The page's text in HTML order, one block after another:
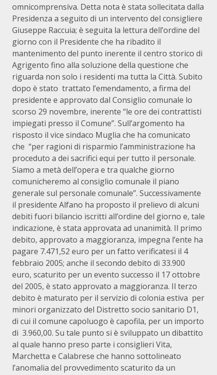
omnicomprensiva. Detta nota è stata sollecitata dalla
Presidenza a seguito di un intervento del consigliere
Giuseppe Raccuia; è seguita la lettura dell’ordine del
giorno con il Presidente che ha ribadito il
mantenimento del punto inerente il centro storico di
Agrigento fino alla soluzione della questione che
riguarda non solo i residenti ma tutta la Città. Subito
dopo è stato trattato l’emendamento, a firma del
presidente e approvato dal Consiglio comunale lo
scorso 29 novembre, inerente “le ore dei contrattisti
impiegati presso il Comune”. Sull’argomento ha
risposto il vice sindaco Muglia che ha comunicato
che “per ragioni di risparmio l’amministrazione ha
proceduto a dei sacrifici equi per tutto il personale.
Siamo a metà dell’opera e tra qualche giorno
comunicheremo al consiglio comunale il piano
generale sul personale comunale”. Successivamente
il presidente Alfano ha proposto il prelievo di alcuni
debiti fuori bilancio iscritti all’ordine del giorno e, tale
indicazione, è stata approvata ad unanimità. Il primo
debito, approvato a maggioranza, impegna l’ente ha
pagare 7.471,52 euro per un fatto verificatesi il 4
febbraio 2005; anche il secondo debito di 33.900
euro, scaturito per un evento successo il 17 ottobre
del 2005, è stato approvato a maggioranza. Il terzo
debito è maturato per il servizio di colonia estiva per
minori organizzato del Distretto socio sanitario D1,
di cui il comune capoluogo è capofila, per un importo
di 3.960,00. Su tale punto si è sviluppato un dibattito
al quale hanno preso parte i consiglieri Vita,
Marchetta e Calabrese che hanno sottolineato
l’anomalia del provvedimento scaturito da un